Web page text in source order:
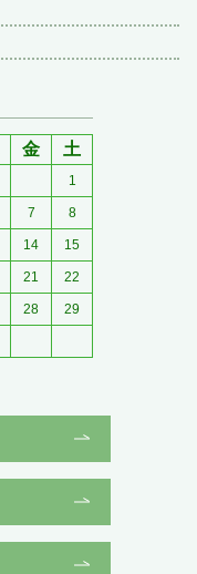
金 土
1
7 8
14 15
21 22
28 29